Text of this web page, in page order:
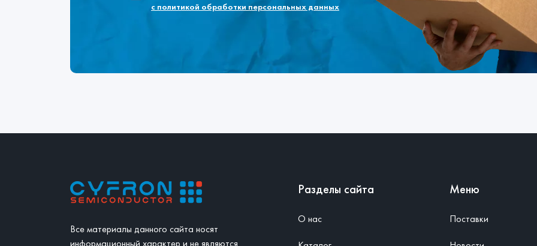
с политикой обработки персональных данных
Все материалы данного сайта носят
информационный характер и не являются
Разделы сайта
О нас
Меню
Поставки